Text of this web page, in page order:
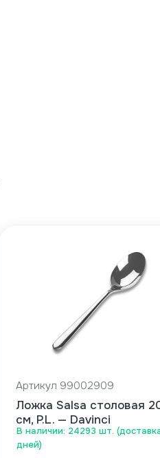
В наличии: 24293 шт.
дней)
Артикул 99002909
Ложка Salsa столовая
см, P.L. — Davinci